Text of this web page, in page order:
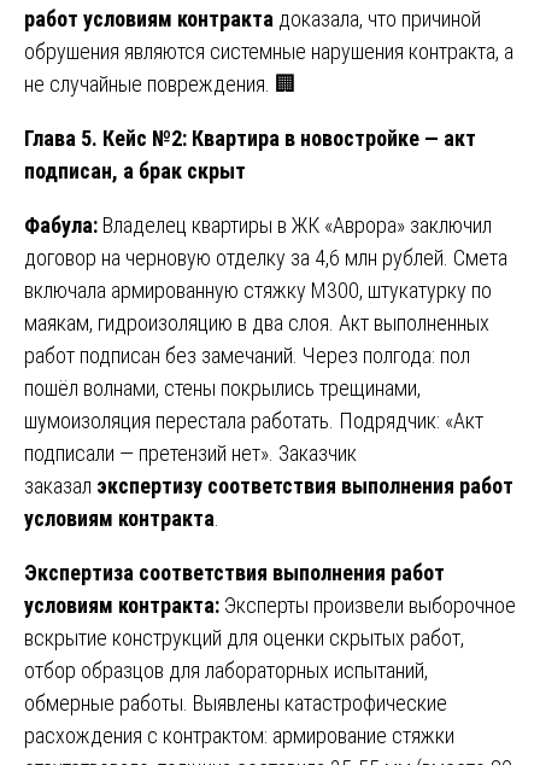
работ условиям контракта доказала, что причиной
обрушения являются системные нарушения контракта, а
не случайные повреждения. 🏢
Глава 5. Кейс №2: Квартира в новостройке — акт
подписан, а брак скрыт
Фабула: Владелец квартиры в ЖК «Аврора» заключил
договор на черновую отделку за 4,6 млн рублей. Смета
включала армированную стяжку М300, штукатурку по
маякам, гидроизоляцию в два слоя. Акт выполненных
работ подписан без замечаний. Через полгода: пол
пошёл волнами, стены покрылись трещинами,
шумоизоляция перестала работать. Подрядчик: «Акт
подписали — претензий нет». Заказчик
заказал экспертизу соответствия выполнения работ
условиям контракта
Экспертиза соответствия выполнения работ
условиям контракта: Эксперты произвели выборочное
вскрытие конструкций для оценки скрытых работ,
отбор образцов для лабораторных испытаний,
обмерные работы. Выявлены катастрофические
расхождения с контрактом: армирование стяжки